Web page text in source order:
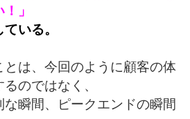
」
いる。
は、 今回のように顧客の体
のではなく、
瞬間、ピークエンドの瞬間